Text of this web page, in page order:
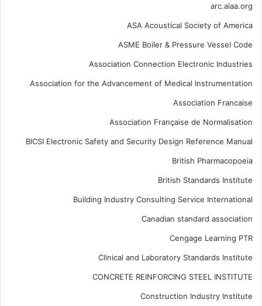
arc.aiaa.org
ASA Acoustical Society of America
ASME Boiler & Pressure Vessel Code
Association Connection Electronic Industries
Association for the Advancement of Medical Instrumentation
Association Francaise
Association Française de Normalisation
BICSI Electronic Safety and Security Design Reference Manual
British Pharmacopoeia
British Standards Institute
Building Industry Consulting Service International
Canadian standard association
Cengage Learning PTR
Clinical and Laboratory Standards Institute
CONCRETE REINFORCING STEEL INSTITUTE
Construction Industry Institute